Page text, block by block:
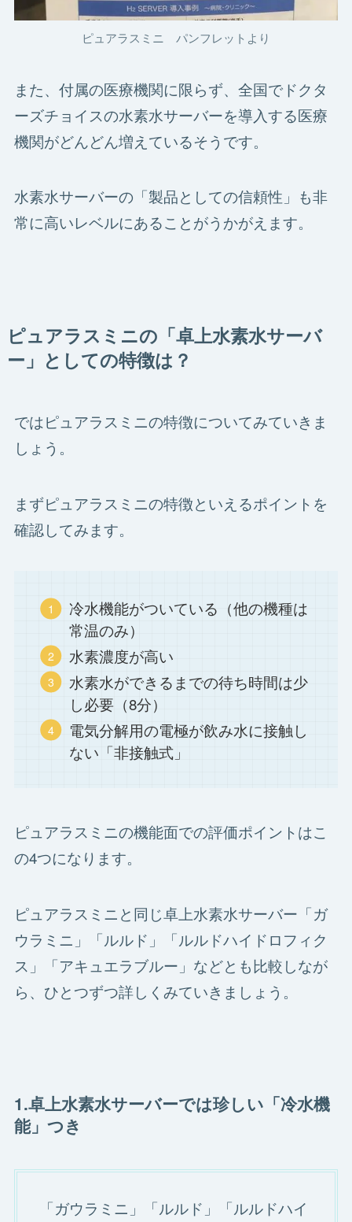
ピュアラスミニ パンフレットより
また、付属の医療機関に限らず、全国でドクタ
ーズチョイスの水素水サーバーを導入する医療
機関がどんどん増えているそうです。
水素水サーバーの「製品としての信頼性」も非
常に高いレベルにあることがうかがえます。
ピュアラスミニの「卓上水素水サーバ
ー」としての特徴は？
ではピュアラスミニの特徴についてみていきま
しょう。
まずピュアラスミニの特徴といえるポイントを
確認してみます。
冷水機能がついている（他の機種は
常温のみ）
水素濃度が高い
水素水ができるまでの待ち時間は少
し必要（8分）
電気分解用の電極が飲み水に接触し
ない「非接触式」
ピュアラスミニの機能面での評価ポイントはこ
の4つになります。
ピュアラスミニと同じ卓上水素水サーバー「ガ
ウラミニ」「ルルド」「ルルドハイドロフィク
ス」「アキュエラブルー」などとも比較しなが
ら、ひとつずつ詳しくみていきましょう。
1.卓上水素水サーバーでは珍しい「冷水機
能」つき
「ガウラミニ」「ルルド」「ルルドハイ